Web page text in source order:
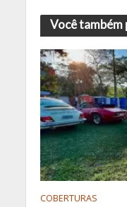
Você
COBERTURAS